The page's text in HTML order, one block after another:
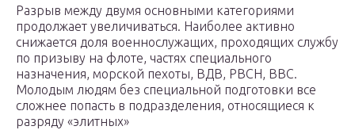
Разрыв между двумя основными категориями
продолжает увеличиваться. Наиболее активно
снижается доля военнослужащих, проходящих службу
по призыву на флоте, частях специального
назначения, морской пехоты, ВДВ, РВСН, ВВС.
Молодым людям без специальной подготовки все
сложнее попасть в подразделения, относящиеся к
разряду «элитных»